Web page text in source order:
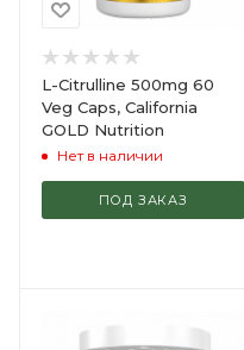
L-Citrulline 500mg 60
Veg Caps, California
GOLD Nutrition
Нет в наличии
ПОД ЗАКАЗ